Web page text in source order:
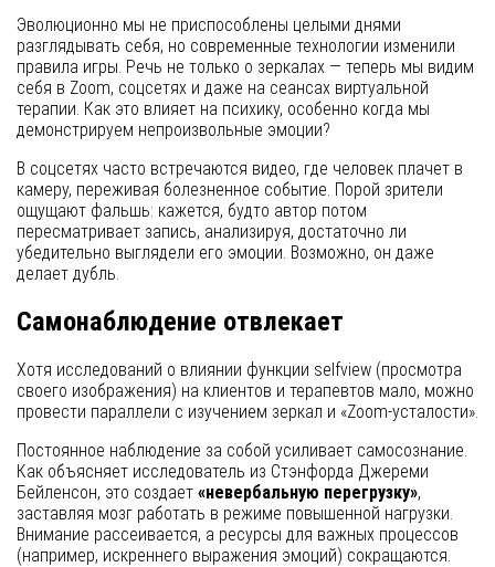
Эволюционно мы не приспособлены целыми днями
разглядывать себя, но современные технологии изменили
правила игры. Речь не только о зеркалах — теперь мы видим
себя в Zoom, соцсетях и даже на сеансах виртуальной
терапии. Как это влияет на психику, особенно когда мы
демонстрируем непроизвольные эмоции?
В соцсетях часто встречаются видео, где человек плачет в
камеру, переживая болезненное событие. Порой зрители
ощущают фальшь: кажется, будто автор потом
пересматривает запись, анализируя, достаточно ли
убедительно выглядели его эмоции. Возможно, он даже
делает дубль.
Самонаблюдение отвлекает
Хотя исследований о влиянии функции selfview (просмотра
своего изображения) на клиентов и терапевтов мало, можно
провести параллели с изучением зеркал и «Zoom-усталости».
Постоянное наблюдение за собой усиливает самосознание.
Как объясняет исследователь из Стэнфорда Джереми
Бейленсон, это создает «невербальную перегрузку»,
заставляя мозг работать в режиме повышенной нагрузки.
Внимание рассеивается, а ресурсы для важных процессов
(например, искреннего выражения эмоций) сокращаются.